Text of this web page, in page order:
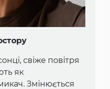
свіже повітря
як
Змінюється